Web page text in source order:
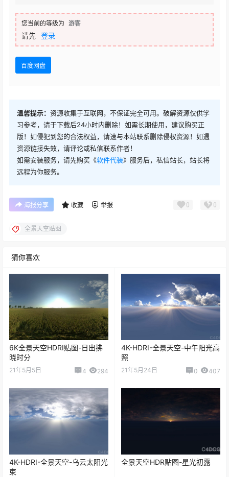
您当前的等级为 游客
请先 登录
百度网盘
温馨提示： 资源收集于互联网，不保证完全可用。破解资源仅供学
习参考，请于下载后24小时内删除！如需长期使用，建议购买正
版！如侵犯到您的合法权益，请速与本站联系删除侵权资源！如遇
资源链接失效，请评论或私信联系作者！
如需安装服务，请先购买《软件代装》服务后，私信站长，站长将
远程为你服务。
海报分享 收藏 举报 0 0
全景天空贴图
猜你喜欢
6K全景天空HDRI贴图-日出拂
晓时分
21年5月5日 4 294
4K-HDRI-全景天空-中午阳光高
照
21年5月24日 0 407
4K-HDRI-全景天空-乌云太阳光
束
全景天空HDR贴图-星光初露